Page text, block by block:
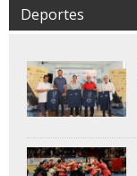
Deportes